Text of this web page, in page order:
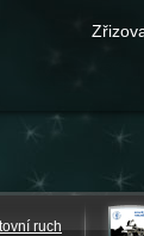
ruch